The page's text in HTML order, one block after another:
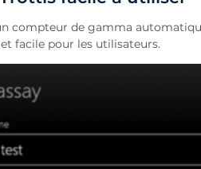
compteur de gamma
facile pour les utilisateurs.